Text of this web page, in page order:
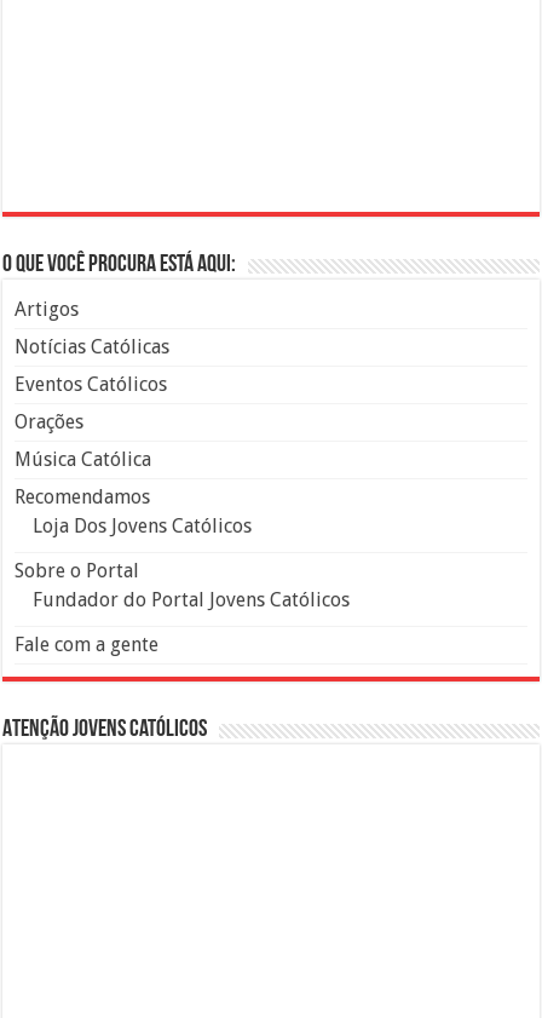
O que você procura está aqui:
Artigos
Notícias Católicas
Eventos Católicos
Orações
Música Católica
Recomendamos
Loja Dos Jovens Católicos
Sobre o Portal
Fundador do Portal Jovens Católicos
Fale com a gente
Atenção Jovens Católicos